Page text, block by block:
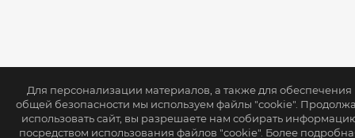
Для персонализации материалов, а также для обеспечения
общей безопасности мы используем файлы "cookie".
использовать сайт, вы разрешаете нам собирать
посредством использования файлов "cookie". Более